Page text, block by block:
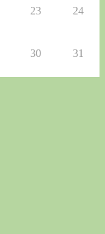
23 24
30 31